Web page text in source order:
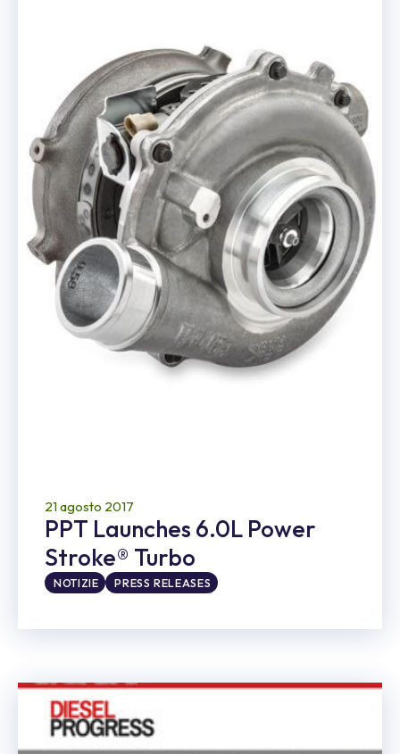
21 agosto 2017
PPT Launches 6.0L Power
Stroke® Turbo
NOTIZIE PRESS RELEASES